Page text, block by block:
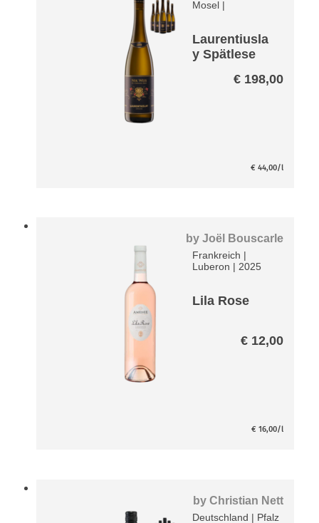
Mosel |
Laurentiusla
y Spätlese
Große Lage
€198,00
€ 44,00/l
by Joël Bouscarle
Frankreich |
Luberon | 2025
Lila Rose
€12,00
€ 16,00/l
by Christian Nett
Deutschland | Pfalz